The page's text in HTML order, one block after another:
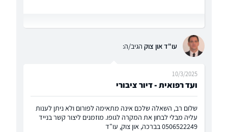
עו"ד און צוק הגיב/ה:
ועד רפואית - דיור ציבורי
10/3/2025
שלום רב, השאלה שלכם אינה מתאימה לפורום ולא ניתן לענות
עליה מבלי לבחון את המקרה לגופו. מוזמנים ליצור קשר בנייד
0506522249 בברכה, און צוק, עו"ד